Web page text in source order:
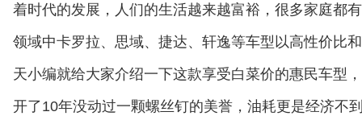
着时代的发展，人们的生活越来越富裕，很多家庭都
领域中卡罗拉、思域、捷达、轩逸等车型以高性价比
天小编就给大家介绍一下这款享受白菜价的惠民车型
开了10年没动过一颗螺丝钉的美誉，油耗更是经济不